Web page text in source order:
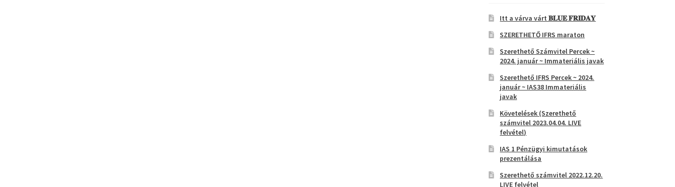
Itt a várva várt 𝐁𝐋𝐔𝐄 𝐅𝐑𝐈𝐃𝐀𝐘
SZERETHETŐ IFRS maraton
Szerethető Számvitel Percek ~
2024. január ~ Immateriális javak
Szerethető IFRS Percek ~ 2024.
január ~ IAS38 Immateriális
javak
Követelések (Szerethető
számvitel 2023.04.04. LIVE
felvétel)
IAS 1 Pénzügyi kimutatások
prezentálása
Szerethető számvitel 2022.12.20.
LIVE felvétel